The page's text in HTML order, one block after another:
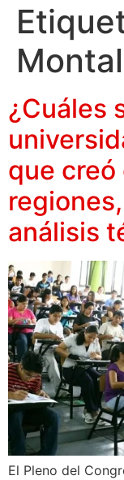
¿Cuáles
que creó
análisis
El Pleno del